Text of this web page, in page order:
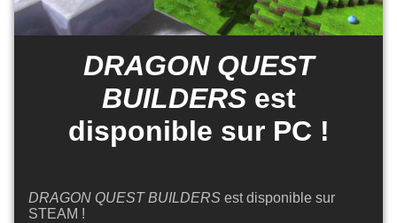
DRAGON QUEST
BUILDERSest
disponible sur PC !
DRAGON QUEST BUILDERS est disponible sur
STEAM !